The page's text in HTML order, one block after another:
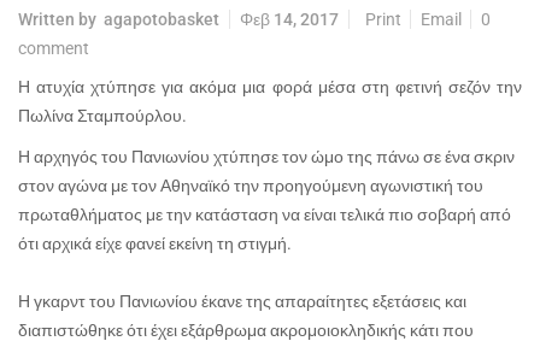
Written by agapotobasket Φεβ 14, 2017 Print Email
0
comment
Η ατυχία χτύπησε για ακόμα μια φορά μέσα στη φετινή σεζόν την
Πωλίνα Σταμπούρλου.
Η αρχηγός του Πανιωνίου χτύπησε τον ώμο της πάνω σε ένα σκριν
στον αγώνα με τον Αθηναϊκό την προηγούμενη αγωνιστική του
πρωταθλήματος με την κατάσταση να είναι τελικά πιο σοβαρή από
ότι αρχικά είχε φανεί εκείνη τη στιγμή.
Η γκαρντ του Πανιωνίου έκανε της απαραίτητες εξετάσεις και
διαπιστώθηκε ότι έχει εξάρθρωμα ακρομοιοκληδικής κάτι που